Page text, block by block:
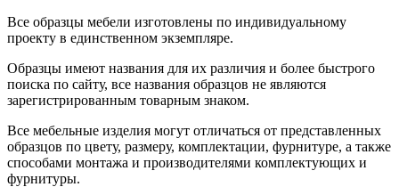
Все образцы мебели изготовлены по индивидуальному
проекту в единственном экземпляре.
Образцы имеют названия для их различия и более быстрого
поиска по сайту, все названия образцов не являются
зарегистрированным товарным знаком.
Все мебельные изделия могут отличаться от представленных
образцов по цвету, размеру, комплектации, фурнитуре, а также
способами монтажа и производителями комплектующих и
фурнитуры.